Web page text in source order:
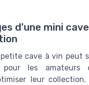
d'une mini
cave à vin peut
pour les amateurs
leur collection.